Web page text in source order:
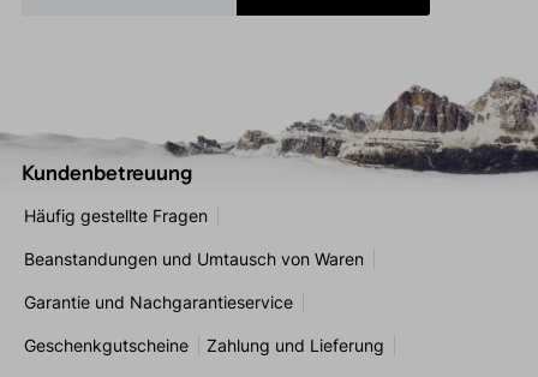
Kundenbetreuung
Häufig gestellte Fragen
Beanstandungen und Umtausch von Waren
Garantie und Nachgarantieservice
Geschenkgutscheine Zahlung und Lieferung